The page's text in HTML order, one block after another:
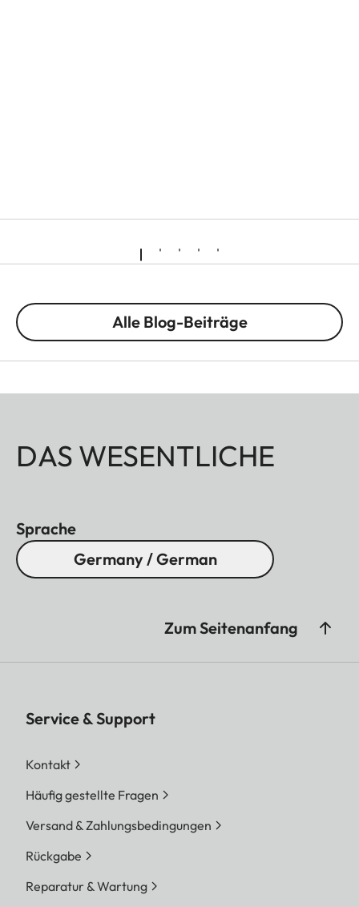
Alle Blog-Beiträge
DAS WESENTLICHE
Sprache
Germany / German
Zum Seitenanfang
Service & Support
Kontakt
Häufig gestellte Fragen
Versand & Zahlungsbedingungen
Rückgabe
Reparatur & Wartung